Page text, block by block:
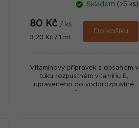
Skladem (>5 ks)
80 Kč / ks
Měrná
3,20 Kč / 1 ml
Do košíku
Vitamínový přípravek s obsahem v
tuku rozpustném vitamínu E,
upraveného do vodorozpustné
formy.